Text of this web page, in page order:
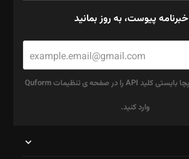
خبرنامه پیوست، به روز بمانید
برای استفاده از ریکپچا بایستی کلید API را در صفحه ی تنظیمات Quform
وارد کنید.